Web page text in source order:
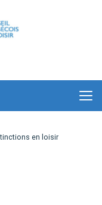
en loisir